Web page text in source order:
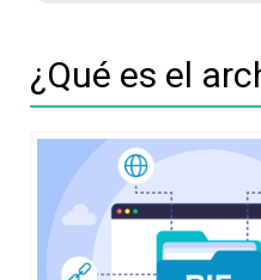
¿Qué es el